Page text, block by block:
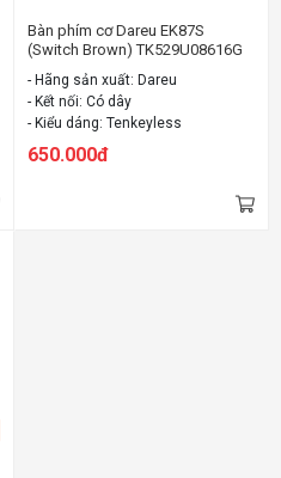
Bàn phím cơ Dareu EK87S
(Switch Brown) TK529U08616G
- Hãng sản xuất: Dareu
- Kết nối: Có dây
- Kiểu dáng: Tenkeyless
- Đèn led: Có
650.000đ